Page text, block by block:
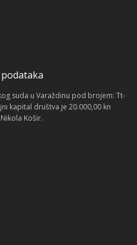
suda u Varaždinu pod brojem: Tt-
kapital društva je 20.000,00 kn
Košir.